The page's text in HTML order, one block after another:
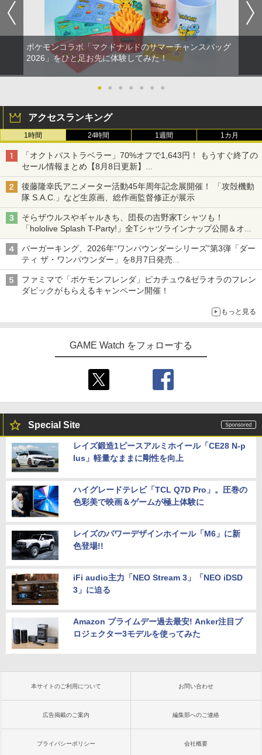
￥14,141
【Amazon.co.jp限定】劇場版モノノ怪
第三章 蛇神 (オリジナル特典:オリジナル
巾着＋メーカー特典:【坤と離】二振りの
剣、十翼より来たる！スタジオ描き下ろ
しイラストボード付) [DVD]
ポケモンコラボ「マクドナルドのサマーチャンスバッグ
2026」をひと足お先に体験してみた！
● ● ● ● ● ● ●
アクセスランキング
1時間 24時間 1週間 1カ月
「オクトパストラベラー」70%オフで1,643円！ もうすぐ終了の
セール情報まとめ【8月8日更新】
ニンテンドーeショップでは「大神 絶景版」が67%オフで990円
後藤隆幸氏アニメーター活動45年周年記念展開催！ 「攻殻機動
隊 S.A.C.」など生原画、総作画監督修正が展示
そらザウルスやギャルきち、団長の吉野家Tシャツも！
「hololive Splash T-Party!」全Tシャツラインナップ公開＆オン
ライン販売開始
バーガーキング、2026年“ワンパウンダーシリーズ”第3弾「ダー
ティ ザ・ワンパウンダー」を8月7日発売
「特製ガーリックマヨソース」を使用した超大型チーズバーガー
ファミマで「ポケモンフレンダ」ピカチュウ&ゼラオラのフレン
ダピックがもらえるキャンペーン開催！
もっと見る
GAME Watch をフォローする
Special Site
レイズ鍛造1ピースアルミホイール「CE28 N-p
lus」軽量なままに剛性を向上
ハイグレードテレビ「TCL Q7D Pro」。圧巻の
色彩美で映画＆ゲームが極上体験に
レイズのパワーデザインホイール「M6」に新
色登場!!
iFi audio主力「NEO Stream 3」「NEO iDSD
3」に迫る
Amazon プライムデー過去最安! Anker注目プ
ロジェクター3モデルを使ってみた
本サイトのご利用について お問い合わせ
広告掲載のご案内 編集部へのご連絡
プライバシーポリシー 会社概要